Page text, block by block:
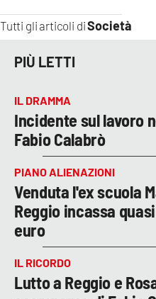
Tutti gli articoli diSocietà
PIÙ LETTI
IL DRAMMA
Incidente sul lavoro
Fabio Calabrò
PIANO ALIENAZIONI
Venduta l'ex scuola
Reggio incassa
euro
IL RICORDO
Lutto a Reggio e